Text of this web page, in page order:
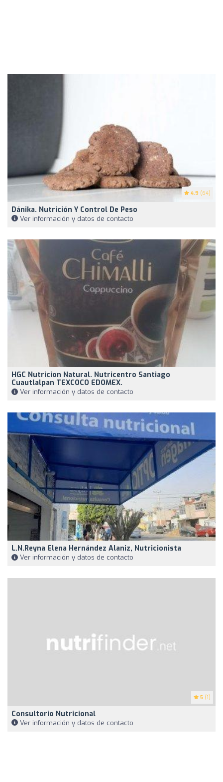
4.9 (64)
Dánika. Nutrición Y Control De Peso
Ver información y datos de contacto
HGC Nutricion Natural. Nutricentro Santiago
Cuautlalpan TEXCOCO EDOMEX.
Ver información y datos de contacto
L.N.Reyna Elena Hernández Alaniz, Nutricionista
Ver información y datos de contacto
5 (1)
Consultorio Nutricional
Ver información y datos de contacto